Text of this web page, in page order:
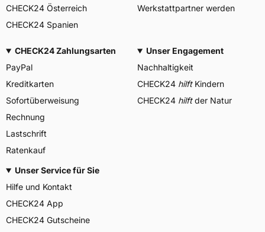
CHECK24 Österreich
CHECK24 Spanien
Werkstattpartner werden
CHECK24 Zahlungsarten
PayPal
Kreditkarten
Sofortüberweisung
Rechnung
Lastschrift
Ratenkauf
Unser Engagement
Nachhaltigkeit
CHECK24 hilftKindern
CHECK24 hilftder Natur
Unser Service für Sie
Hilfe und Kontakt
CHECK24 App
CHECK24 Gutscheine